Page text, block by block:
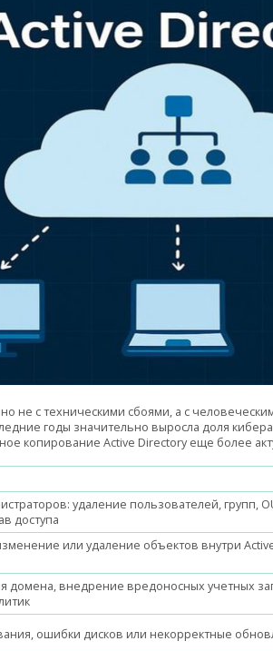
не с техническими сбоями, а с
годы значительно выросла доля
копирование Active Directory еще более
удаление пользователей, групп,
доступа
или удаление объектов внутри
домена, внедрение вредоносных учетных
ошибки дисков или некорректные